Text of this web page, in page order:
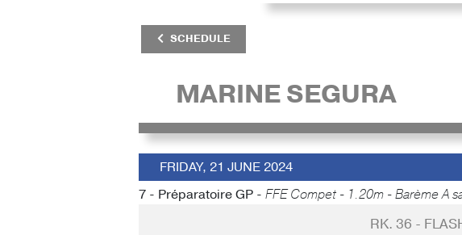
SCHEDULE
MARINE SEGURA
FRIDAY, 21 JUNE 2024
7 - Préparatoire GP - FFE Compet - 1.20m - Barème A
RK. 36 -